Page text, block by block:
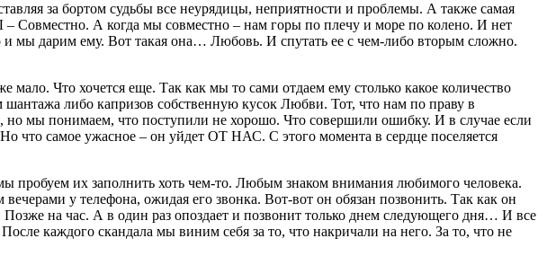
за бортом судьбы все неурядицы, неприятности и проблемы. А также самая
Совместно. А когда мы совместно – нам горы по плечу и море по колено. И нет
мы дарим ему. Вот такая она… Любовь. И спутать ее с чем-либо вторым сложно.
Что хочется еще. Так как мы то сами отдаем ему столько какое количество
либо капризов собственную кусок Любви. Тот, что нам по праву в
мы понимаем, что поступили не хорошо. Что совершили ошибку. И в случае если
Но что самое ужасное – он уйдет ОТ НАС. С этого момента в сердце поселяется
пробуем их заполнить хоть чем-то. Любым знаком внимания любимого человека.
у телефона, ожидая его звонка. Вот-вот он обязан позвонить. Так как он
на час. А в один раз опоздает и позвонит только днем следующего дня… И все
каждого скандала мы виним себя за то, что накричали на него. За то, что не